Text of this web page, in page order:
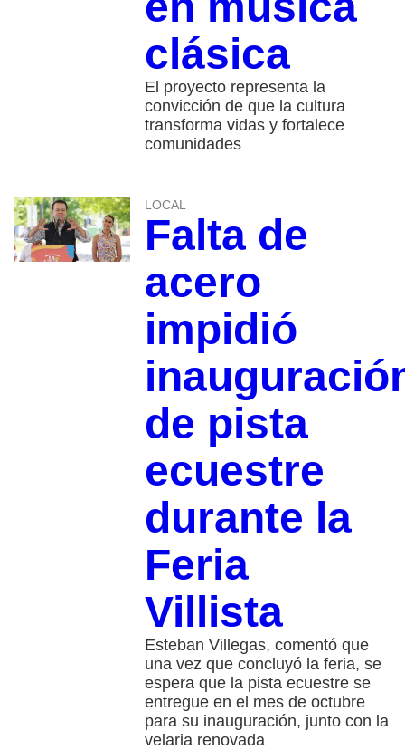
clásica
El proyecto representa la
convicción de que la cultura
transforma vidas y fortalece
comunidades
LOCAL
Falta de
acero
impidió
de pista
ecuestre
durante la
Feria
Villista
Esteban Villegas, comentó que
una vez que concluyó la feria, se
espera que la pista ecuestre se
entregue en el mes de octubre
para su inauguración, junto con la
velaria renovada